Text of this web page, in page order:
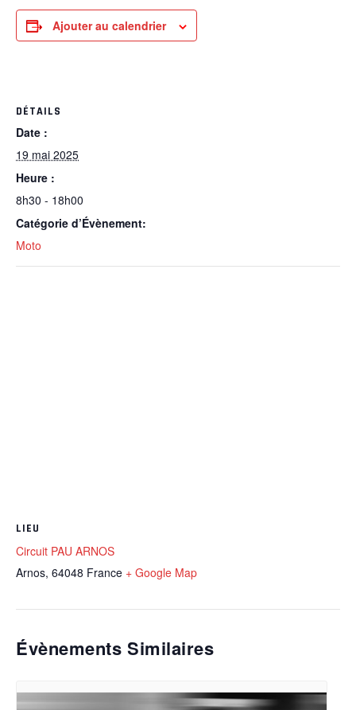
Ajouter au calendrier
DÉTAILS
Date :
19 mai 2025
Heure :
8h30 - 18h00
Catégorie d’Évènement:
Moto
LIEU
Circuit PAU ARNOS
Arnos, 64048 France + Google Map
Évènements Similaires